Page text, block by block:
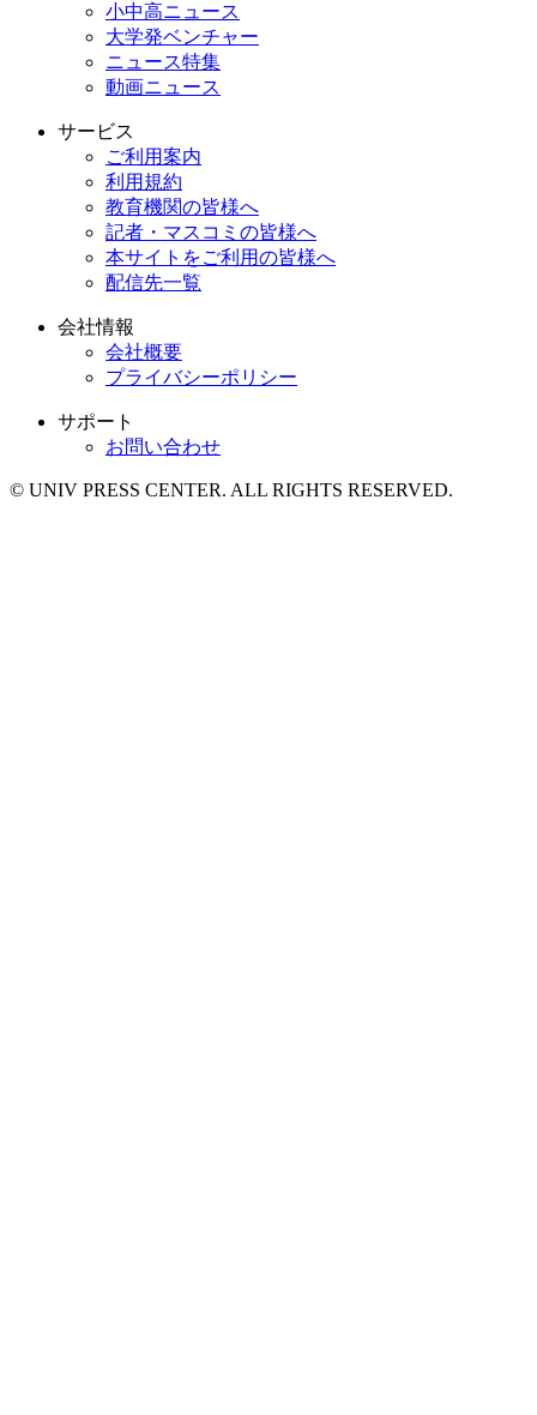
小中高ニュース
大学発ベンチャー
ニュース特集
動画ニュース
サービス
ご利用案内
利用規約
教育機関の皆様へ
記者・マスコミの皆様へ
本サイトをご利用の皆様へ
配信先一覧
会社情報
会社概要
プライバシーポリシー
サポート
お問い合わせ
© UNIV PRESS CENTER. ALL RIGHTS RESERVED.